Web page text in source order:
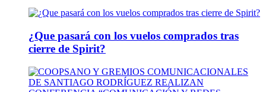
¿Que pasará con los vuelos comprados tras
cierre de Spirit?